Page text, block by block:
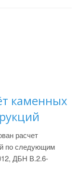
каменных
расчет
по следующим
ДБН В.2.6-